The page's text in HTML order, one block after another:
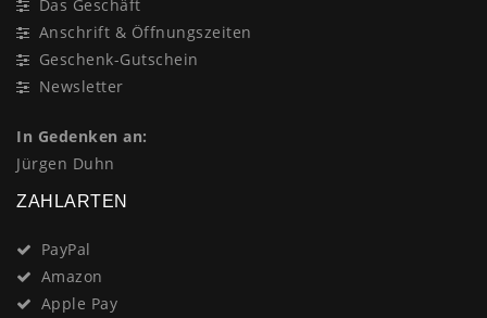
Das Geschäft
Anschrift & Öffnungszeiten
Geschenk-Gutschein
Newsletter
In Gedenken an:
Jürgen Duhn
ZAHLARTEN
PayPal
Amazon
Apple Pay